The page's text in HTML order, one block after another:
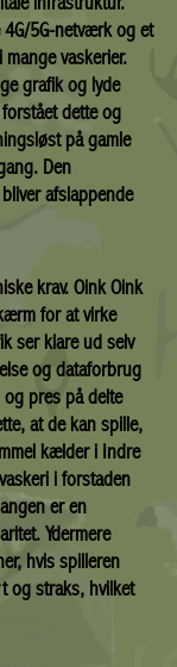
5G-netværk og et
vaskerier.
grafik og lyde
dette og
på gamle
Den
afslappende
krav. Oink Oink
for at virke
ser klare ud selv
og dataforbrug
pres på delte
at de kan spille,
kælder i Indre
i forstaden
er en
Ydermere
hvis spilleren
og straks, hvilket